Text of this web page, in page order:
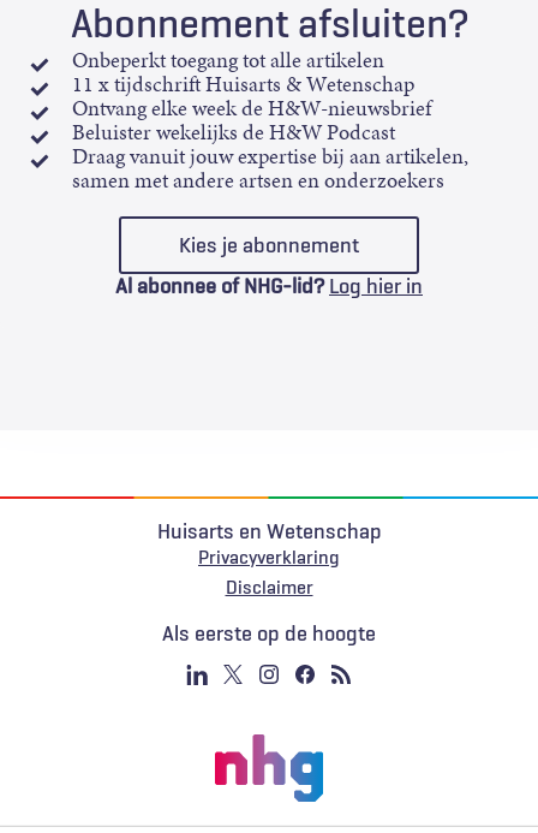
Abonnement afsluiten?
Onbeperkt toegang tot alle artikelen
11 x tijdschrift Huisarts & Wetenschap
Ontvang elke week de H&W-nieuwsbrief
Beluister wekelijks de H&W Podcast
Draag vanuit jouw expertise bij aan artikelen,
samen met andere artsen en onderzoekers
Kies je abonnement
Al abonnee of NHG-lid? Log hier in
Huisarts en Wetenschap
Privacyverklaring
Voet
Disclaimer
Als eerste op de hoogte